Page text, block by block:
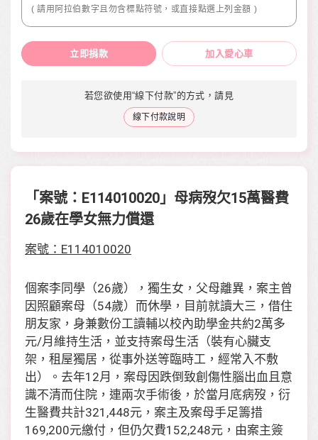
( 請用阿拉伯數字且勿含標點符號，或直接點選上列金額 )
立即捐款 加入愛心車
若您欲使用“線下付款”的方式，請見
線下付款說明
「案號：E114010020」母病歿欠15萬醫費
26歲在學女無力償還
案號：E114010020
個案李同學（26歲），獨生女，父母離異，案主曾
因照顧案母（54歲）而休學，目前就讀大三，借住
朋友家，身兼數份工讀輔以校內助學金共約2萬多
元/月維持生活，並支持案母生活（裝有心臟支
架，租屋獨居，從事外送等臨時工，經常入不敷
出）。去年12月，案母因跌倒致創傷性腦出血且意
識不清而住院，連兩次手術後，於當月底病歿，衍
生醫費共計321,448元，案主及案母手足籌措
169,200元繳付，但仍欠費152,248元，由案主簽